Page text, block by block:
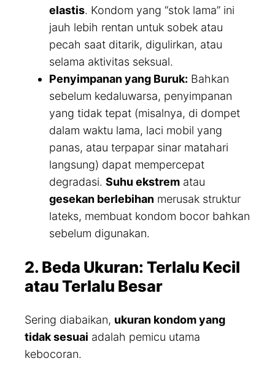
elastis. Kondom yang “stok lama” ini
jauh lebih rentan untuk sobek atau
pecah saat ditarik, digulirkan, atau
selama aktivitas seksual.
Penyimpanan yang Buruk: Bahkan
sebelum kedaluwarsa, penyimpanan
yang tidak tepat (misalnya, di dompet
dalam waktu lama, laci mobil yang
panas, atau terpapar sinar matahari
langsung) dapat mempercepat
degradasi. Suhu ekstrem atau
gesekan berlebihan merusak struktur
lateks, membuat kondom bocor bahkan
sebelum digunakan.
2. Beda Ukuran: Terlalu Kecil
atau Terlalu Besar
Sering diabaikan, ukuran kondom yang
tidak sesuai adalah pemicu utama
kebocoran.